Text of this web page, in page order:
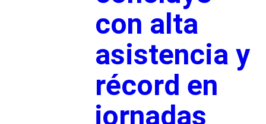
con alta
asistencia y
récord en
jornadas